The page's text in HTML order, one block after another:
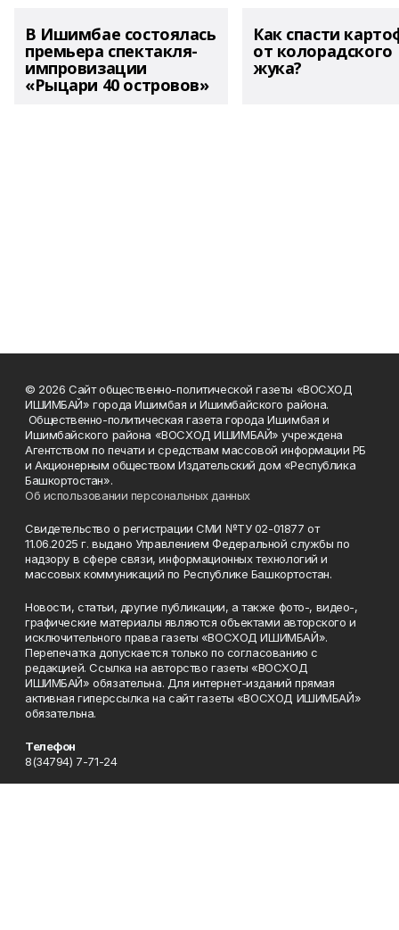
В Ишимбае состоялась
премьера спектакля-
импровизации
«Рыцари 40 островов»
Как спасти
от колорадского
жука?
© 2026 Сайт общественно-политической газеты «ВОСХОД
ИШИМБАЙ» города Ишимбая и Ишимбайского района.
Общественно-политическая газета города Ишимбая и
Ишимбайского района «ВОСХОД ИШИМБАЙ» учреждена
Агентством по печати и средствам массовой информации РБ
и Акционерным обществом Издательский дом «Республика
Башкортостан».
Об использовании персональных данных
Свидетельство о регистрации СМИ №ТУ 02-01877 от
11.06.2025 г. выдано Управлением Федеральной службы по
надзору в сфере связи, информационных технологий и
массовых коммуникаций по Республике Башкортостан.
Новости, статьи, другие публикации, а также фото-, видео-,
графические материалы являются объектами авторского и
исключительного права газеты «ВОСХОД ИШИМБАЙ».
Перепечатка допускается только по согласованию с
редакцией. Ссылка на авторство газеты «ВОСХОД
ИШИМБАЙ» обязательна. Для интернет-изданий прямая
активная гиперссылка на сайт газеты «ВОСХОД ИШИМБАЙ»
обязательна.
Телефон
8(34794) 7-71-24
Эл. почта